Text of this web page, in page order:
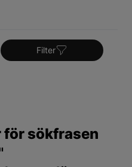
Filter
för sökfrasen